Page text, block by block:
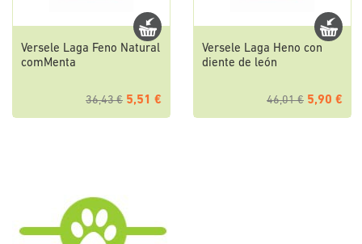
Versele Laga Feno Natural
comMenta
36,43 € 5,51 €
Versele Laga Heno con
diente de león
46,01 € 5,90 €